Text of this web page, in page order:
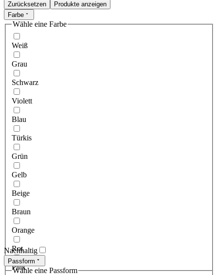
Zurücksetzen
Produkte anzeigen
Farbe
Wähle eine Farbe
Weiß
Grau
Schwarz
Violett
Blau
Türkis
Grün
Gelb
Beige
Braun
Orange
Rot
Pink
Nachhaltig
Passform
Wähle eine Passform